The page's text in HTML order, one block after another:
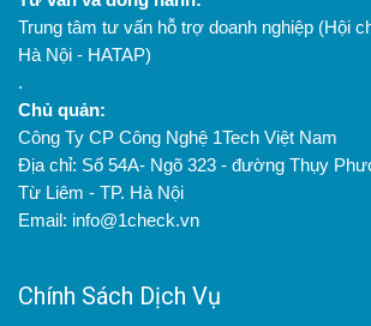
Trung tâm tư vấn hỗ trợ doanh nghiệp (Hội
Hà Nội - HATAP)
.
Chủ quản:
Công Ty CP Công Nghệ 1Tech Việt Nam
Địa chỉ: Số 54A- Ngõ 323 - đường Thụy
Từ Liêm - TP. Hà Nội
Email: info@1check.vn
Chính Sách Dịch Vụ